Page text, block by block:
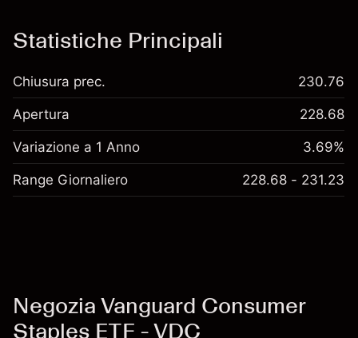
Statistiche Principali
Chiusura prec. 230.76
Apertura 228.68
Variazione a 1 Anno 3.69%
Range Giornaliero 228.68 - 231.23
Negozia Vanguard Consumer
Staples ETF - VDC